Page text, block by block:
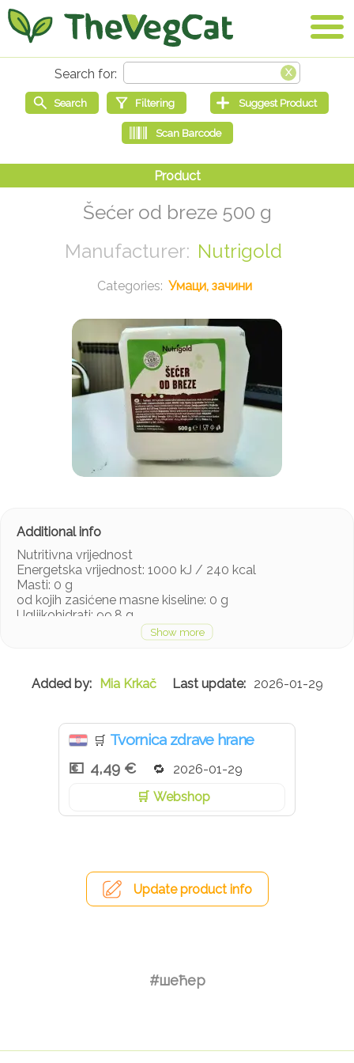
Šećer od breze 500 g
Nutrigold
Умаци, зачини
Nutritivna vrijednost
Energetska vrijednost: 1000 kJ / 240 kcal
Masti: 0 g
od kojih zasićene masne kiseline: 0 g
Ugljikohidrati: 99,8 g
od kojih šećeri: < 0,2 g
Mia Krkač
2026-01-29
🛒 Tvornica zdrave hrane
4,49 €
2026-01-29
Webshop
Update product info
#шећер